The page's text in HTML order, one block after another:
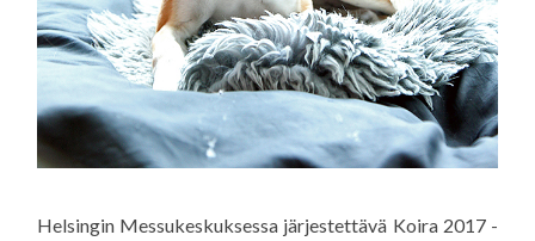
Helsingin Messukeskuksessa järjestettävä Koira 2017 -